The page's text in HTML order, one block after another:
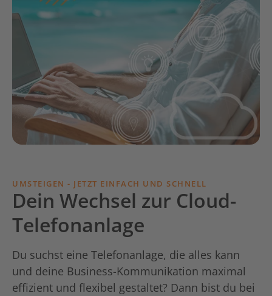
UMSTEIGEN - JETZT EINFACH UND SCHNELL
Dein Wechsel zur Cloud-
Telefonanlage
Du suchst eine Telefonanlage, die alles kann
und deine Business-Kommunikation maximal
effizient und flexibel gestaltet? Dann bist du bei